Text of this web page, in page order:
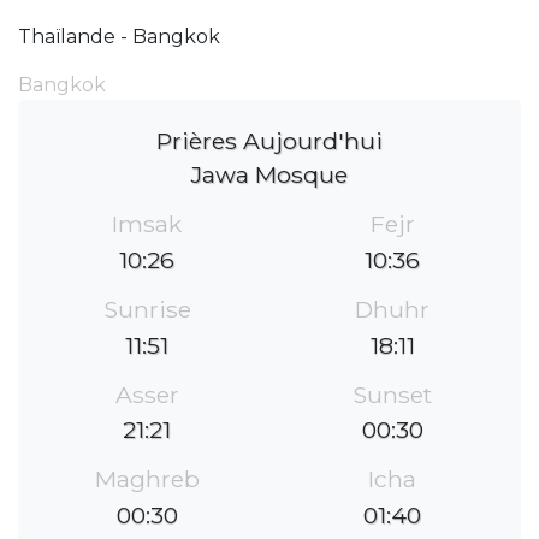
Thaïlande - Bangkok
Bangkok
Prières Aujourd'hui
Jawa Mosque
Imsak
10:26
Fejr
10:36
Sunrise
11:51
Dhuhr
18:11
Asser
21:21
Sunset
00:30
Maghreb
00:30
Icha
01:40